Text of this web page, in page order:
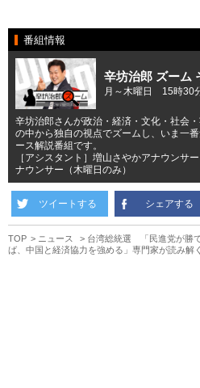
番組情報
辛坊治郎 ズーム
月～木曜日 15時30
辛坊治郎さんが政治・経済・文化・社会
の中から独自の視点でズームし、いま一
ース解説番組です。
［アシスタント］増山さやかアナウンサ
ナウンサー（木曜日のみ）
ツイートする シェアする
TOP ニュース
台湾総統選 「民進党が勝
ば、中国と経済協力を強める」専門家が読み解